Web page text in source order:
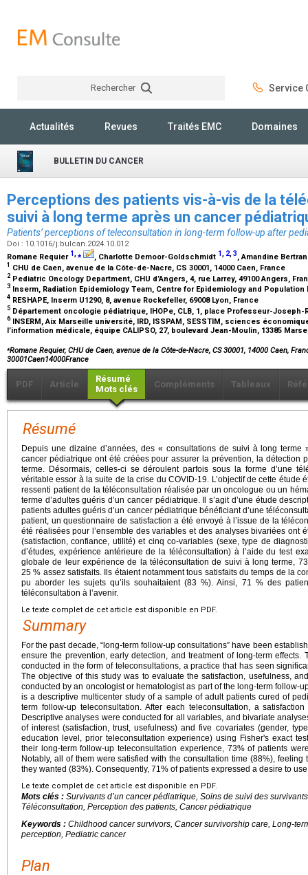
Rechercher Service
Actualités Revues Traités EMC Domaines
BULLETIN DU CANCER
Perceptions des patients vis-à-vis de la
suivi à long terme après un cancer
Patients’ perceptions of teleconsultation in long-term follow-up after
Doi : 10.1016/j.bulcan.2024.10.012
Romane Requier 1,⁎ , Charlotte Demoor-Goldschmidt 1, 2,3, Amandine
1 CHU de Caen, avenue de la Côte-de-Nacre, CS 30001, 14000 Caen, France
2 Pediatric Oncology Department, CHU d’Angers, 4, rue Larrey, 49100 Angers,
3 Inserm, Radiation Epidemiology Team, Centre for Epidemiology and Population
4 RESHAPE, Inserm U1290, 8, avenue Rockefeller, 69008 Lyon, France
5 Département oncologie pédiatrique, IHOPe, CLB, 1, place Professeur-Joseph-
6INSERM, Aix Marseille université, IRD, ISSPAM, SESSTIM, sciences
l’information médicale, équipe CALIPSO, 27, boulevard Jean-Moulin, 13385
⁎Romane Requier, CHU de Caen, avenue de la Côte-de-Nacre, CS 30001, 14000 Caen,
30001Caen14000France
PDF Article
Résumé
Mots clés
Compléments Tableaux
Résumé
Depuis une dizaine d’années, des « consultations de suivi à long terme
cancer pédiatrique ont été créées pour assurer la prévention, la détection
terme. Désormais, celles-ci se déroulent parfois sous la forme d’une
véritable essor à la suite de la crise du COVID-19. L’objectif de cette étude
ressenti patient de la téléconsultation réalisée par un oncologue ou un
terme d’adultes guéris d’un cancer pédiatrique. Il s’agit d’une étude
patients adultes guéris d’un cancer pédiatrique bénéficiant d’une
patient, un questionnaire de satisfaction a été envoyé à l’issue de la
été réalisées pour l’ensemble des variables et des analyses bivariées ont
(satisfaction, confiance, utilité) et cinq co-variables (sexe, type de
d’études, expérience antérieure de la téléconsultation) à l’aide du test
globale de leur expérience de la téléconsultation de suivi à long terme,
25 % assez satisfaits. Ils étaient notamment tous satisfaits du temps de la
pu aborder les sujets qu’ils souhaitaient (83 %). Ainsi, 71 % des
téléconsultation à l’avenir.
Le texte complet de cet article est disponible en PDF.
Summary
For the past decade, “long-term follow-up consultations” have been
ensure the prevention, early detection, and treatment of long-term effects.
conducted in the form of teleconsultations, a practice that has seen
The objective of this study was to evaluate the satisfaction, usefulness,
conducted by an oncologist or hematologist as part of the long-term follow-
is a descriptive multicenter study of a sample of adult patients cured of
term follow-up teleconsultation. After each teleconsultation, a
Descriptive analyses were conducted for all variables, and bivariate
of interest (satisfaction, trust, usefulness) and five covariates (gender,
education level, prior teleconsultation experience) using Fisher's exact
their long-term follow-up teleconsultation experience, 73% of patients
Notably, all of them were satisfied with the consultation time (88%),
they wanted (83%). Consequently, 71% of patients expressed a desire to
Le texte complet de cet article est disponible en PDF.
Mots clés : Survivants d’un cancer pédiatrique, Soins de suivi des
Téléconsultation, Perception des patients, Cancer pédiatrique
Keywords : Childhood cancer survivors, Cancer survivorship care, Long-
perception, Pediatric cancer
Plan